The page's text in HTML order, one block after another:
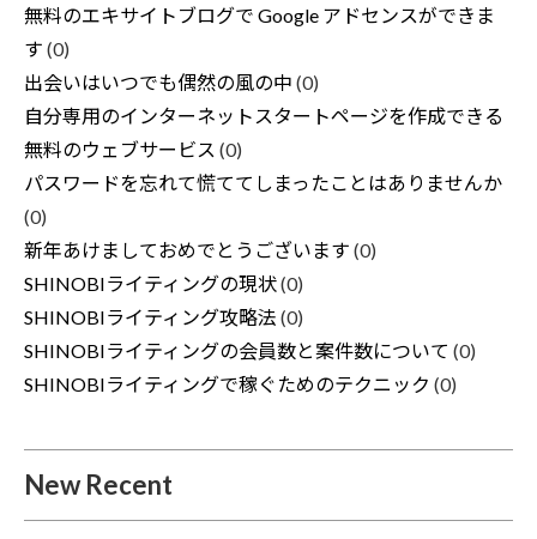
無料のエキサイトブログで Google アドセンスができま
す (0)
出会いはいつでも偶然の風の中 (0)
自分専用のインターネットスタートページを作成できる
無料のウェブサービス (0)
パスワードを忘れて慌ててしまったことはありませんか
(0)
新年あけましておめでとうございます (0)
SHINOBIライティングの現状(0)
SHINOBIライティング攻略法 (0)
SHINOBIライティングの会員数と案件数について (0)
SHINOBIライティングで稼ぐためのテクニック (0)
New Recent